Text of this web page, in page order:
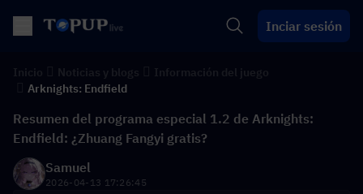
Inciar sesión
Arknights: Endfield
Resumen del programa especial 1.2 de Arknights:
Endfield: ¿Zhuang Fangyi gratis?
Samuel
2026-04-13 17:26:45